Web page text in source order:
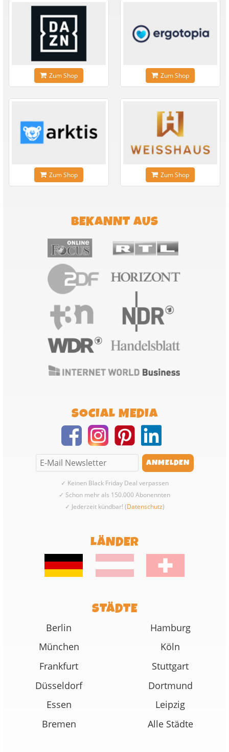
Zum Shop Zum Shop
Zum Shop Zum Shop
BEKANNT AUS
SOCIAL MEDIA
✓ Keinen Black Friday Deal verpassen
✓ Schon mehr als 150.000 Abonennten
✓ Jederzeit kündbar! (Datenschutz)
LÄNDER
STÄDTE
Berlin
Hamburg
München
Köln
Frankfurt
Stuttgart
Düsseldorf
Dortmund
Essen
Leipzig
Bremen
Alle Städte